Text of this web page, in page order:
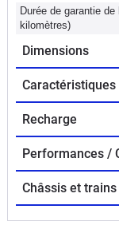
Durée de garantie
kilomètres)
Dimensions
Recharge
Performances /
Châssis et